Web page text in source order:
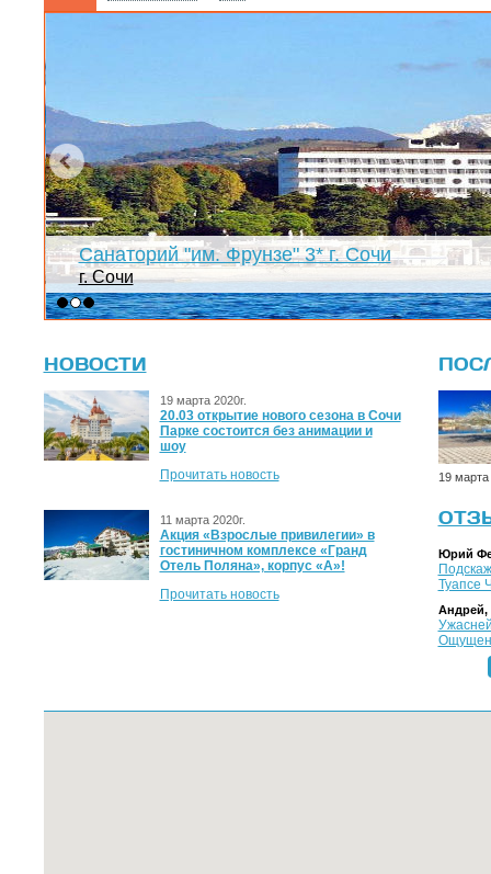
Санаторий "им. Фрунзе" 3* г. Сочи
г. Сочи
НОВОСТИ
19 марта 2020г.
20.03 открытие нового сезона в Сочи
Парке состоится без анимации и
шоу
Прочитать новость
11 марта 2020г.
Акция «Взрослые привилегии» в
гостиничном комплексе «Гранд
Отель Поляна», корпус «А»!
Прочитать новость
19 марта
Юрий
Туапсе
Андрей,